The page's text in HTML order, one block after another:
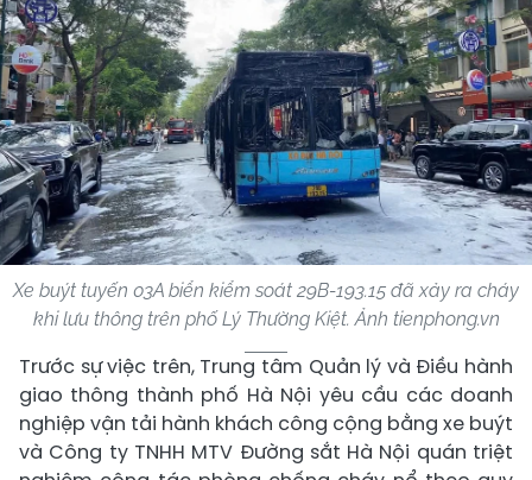
Xe buýt tuyến 03A biển kiểm soát 29B-193.15 đã xảy ra cháy
khi lưu thông trên phố Lý Thường Kiệt. Ảnh tienphong.vn
Trước sự việc trên, Trung tâm Quản lý và Điều hành
giao thông thành phố Hà Nội yêu cầu các doanh
nghiệp vận tải hành khách công cộng bằng xe buýt
và Công ty TNHH MTV Đường sắt Hà Nội quán triệt